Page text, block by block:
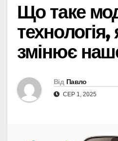
Що таке
технологія,
змінює
Від Павло
СЕР 1, 2025